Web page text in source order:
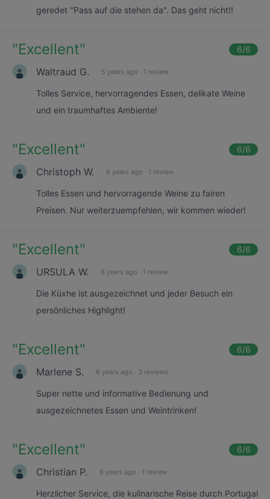
geredet "Pass auf die stehen da". Das geht nicht!!
"Excellent" 6/6
Waltraud G. 5 years ago · 1 review
Tolles Service, hervorragendes Essen, delikate Weine
und ein traumhaftes Ambiente!
"Excellent" 6/6
Christoph W. 6 years ago · 1 review
Tolles Essen und hervorragende Weine zu fairen
Preisen. Nur weiterzuempfehlen, wir kommen wieder!
"Excellent" 6/6
URSULA W. 6 years ago · 1 review
Die Küxhe ist ausgezeichnet und jeder Besuch ein
persönliches Highlight!
"Excellent" 6/6
Marlene S. 6 years ago · 3 reviews
Super nette und informative Bedienung und
ausgezeichnetes Essen und Weintrinken!
"Excellent" 6/6
Christian P. 6 years ago · 1 review
Herzlicher Service, die kulinarische Reise durch Portugal